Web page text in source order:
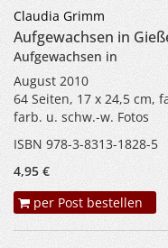
Claudia Grimm
Aufgewachsen in
Aufgewachsen in
August 2010
64 Seiten, 17 x 24,5 cm,
farb. u. schw.-w. Fotos
ISBN 978-3-8313-1828-5
4,95 €
per Post bestellen